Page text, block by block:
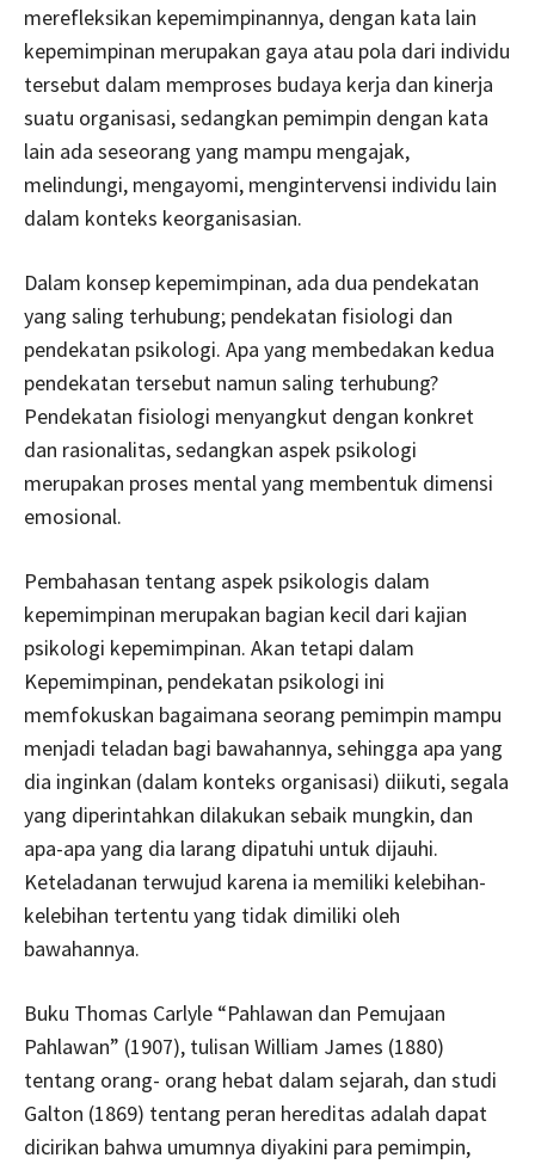
merefleksikan kepemimpinannya, dengan kata lain
kepemimpinan merupakan gaya atau pola dari individu
tersebut dalam memproses budaya kerja dan kinerja
suatu organisasi, sedangkan pemimpin dengan kata
lain ada seseorang yang mampu mengajak,
melindungi, mengayomi, mengintervensi individu lain
dalam konteks keorganisasian.
Dalam konsep kepemimpinan, ada dua pendekatan
yang saling terhubung; pendekatan fisiologi dan
pendekatan psikologi. Apa yang membedakan kedua
pendekatan tersebut namun saling terhubung?
Pendekatan fisiologi menyangkut dengan konkret
dan rasionalitas, sedangkan aspek psikologi
merupakan proses mental yang membentuk dimensi
emosional.
Pembahasan tentang aspek psikologis dalam
kepemimpinan merupakan bagian kecil dari kajian
psikologi kepemimpinan. Akan tetapi dalam
Kepemimpinan, pendekatan psikologi ini
memfokuskan bagaimana seorang pemimpin mampu
menjadi teladan bagi bawahannya, sehingga apa yang
dia inginkan (dalam konteks organisasi) diikuti, segala
yang diperintahkan dilakukan sebaik mungkin, dan
apa-apa yang dia larang dipatuhi untuk dijauhi.
Keteladanan terwujud karena ia memiliki kelebihan-
kelebihan tertentu yang tidak dimiliki oleh
bawahannya.
Buku Thomas Carlyle “Pahlawan dan Pemujaan
Pahlawan” (1907), tulisan William James (1880)
tentang orang- orang hebat dalam sejarah, dan studi
Galton (1869) tentang peran hereditas adalah dapat
dicirikan bahwa umumnya diyakini para pemimpin,